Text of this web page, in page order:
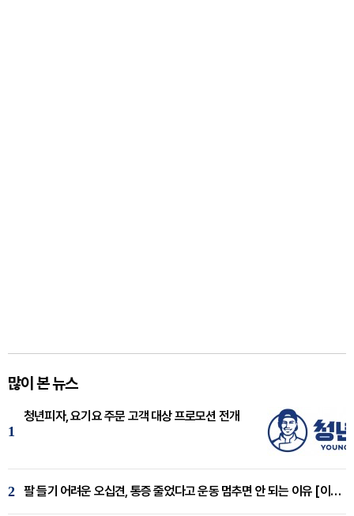
많이 본 뉴스
1
청년피자, 요기요 주문 고객 대상 프로모션 전개
2 팔 들기 어려운 오십견, 통증 줄었다고 운동 멈추면 안 되는 이유 [이병욱 원장 칼럼]